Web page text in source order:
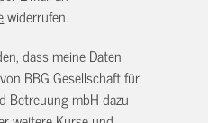
widerrufen.
dass meine Daten
BBG Gesellschaft für
Betreuung mbH dazu